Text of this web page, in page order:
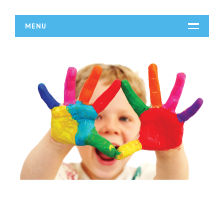
MENU
DZIAŁALNOŚĆ
Biura Rachunkowe
Doradztwo
Drukarnie
Handel
Hurtownie
Kredyty, Leasing
Oferty Pracy